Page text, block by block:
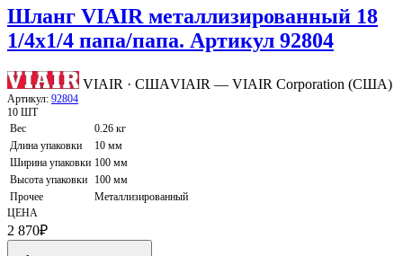
Шланг VIAIR металлизированный 18
1/4х1/4 папа/папа. Артикул 92804
VIAIR · СШАVIAIR — VIAIR Corporation (США)
Артикул: 92804
10 ШТ
Вес
0.26 кг
Длина упаковки
10 мм
Ширина упаковки 100 мм
Высота упаковки
100 мм
Прочее
Металлизированный
ЦЕНА
2 870₽